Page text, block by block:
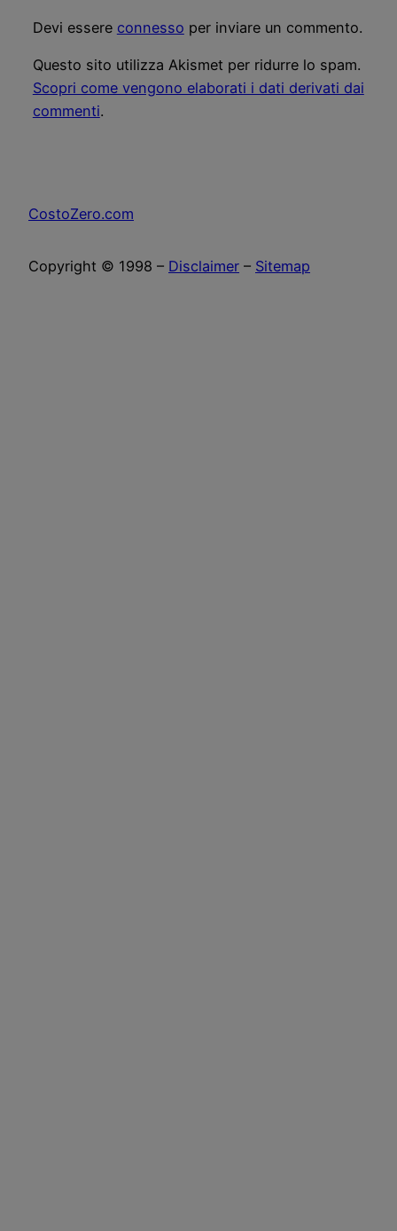
Devi essere connesso per inviare un commento.
Questo sito utilizza Akismet per ridurre lo spam.
Scopri come vengono elaborati i dati derivati dai
commenti.
CostoZero.com
Copyright © 1998 – Disclaimer – Sitemap